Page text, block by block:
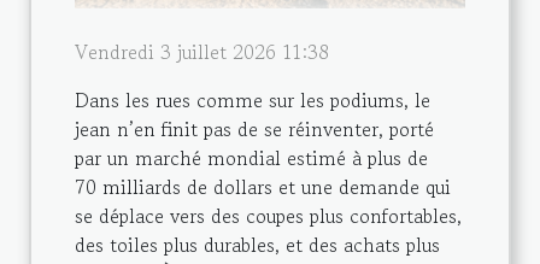
Vendredi 3 juillet 2026 11:38
Dans les rues comme sur les podiums, le
jean n’en finit pas de se réinventer, porté
par un marché mondial estimé à plus de
70 milliards de dollars et une demande qui
se déplace vers des coupes plus confortables,
des toiles plus durables, et des achats plus